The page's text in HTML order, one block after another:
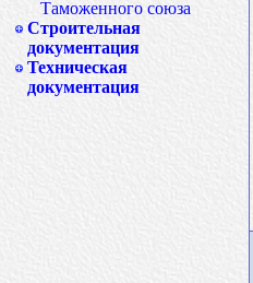
Таможенного союза
Строительная
документация
Техническая
документация